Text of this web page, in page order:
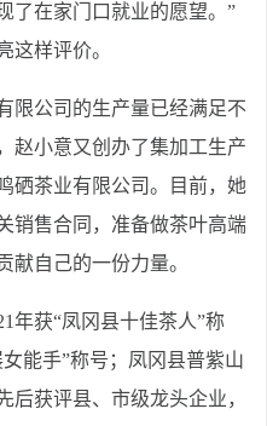
了在家门口就业的愿望。”
这样评价。
限公司的生产量已经满足不
赵小意又创办了集加工生产
硒茶业有限公司。目前，她
销售合同，准备做茶叶高端
献自己的一份力量。
年获“凤冈县十佳茶人”称
能手”称号；凤冈县普紫山
后获评县、市级龙头企业，